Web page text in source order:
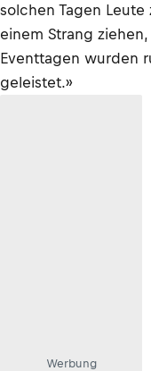
solchen Tagen
einem Strang
Eventtagen wurden
geleistet.»
Werbung